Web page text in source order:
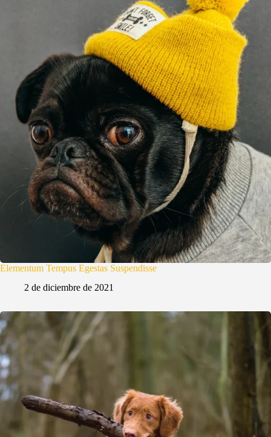
Elementum Tempus Egestas Suspendisse
2 de diciembre de 2021